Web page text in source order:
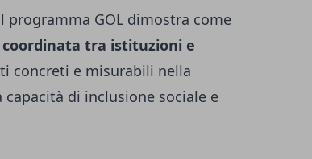
programma GOL dimostra come
tra istituzioni e
concreti e misurabili nella
di inclusione sociale e